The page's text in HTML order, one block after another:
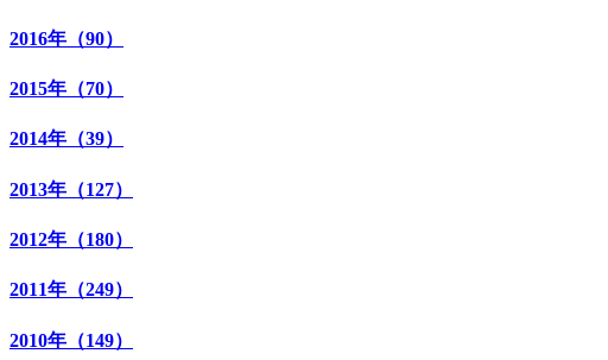
2016年（90）
2015年（70）
2014年（39）
2013年（127）
2012年（180）
2011年（249）
2010年（149）